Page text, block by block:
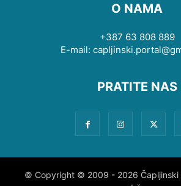
O NAMA
+387 63 808 889
E-mail:
PRATITE NAS
© Copyright © 2009 - 2026 Čapljinski